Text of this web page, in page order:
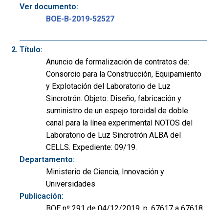
Ver documento:
BOE-B-2019-52527
Título:
Anuncio de formalización de contratos de:
Consorcio para la Construcción, Equipamiento
y Explotación del Laboratorio de Luz
Sincrotrón. Objeto: Diseño, fabricación y
suministro de un espejo toroidal de doble
canal para la línea experimental NOTOS del
Laboratorio de Luz Sincrotrón ALBA del
CELLS. Expediente: 09/19.
Departamento:
Ministerio de Ciencia, Innovación y
Universidades
Publicación: